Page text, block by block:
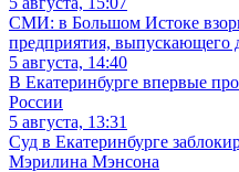
СМИ: в Большом Истоке
предприятия, выпускающего
5 августа, 14:40
В Екатеринбурге впервые
России
5 августа, 13:31
Суд в Екатеринбурге
Мэрилина Мэнсона